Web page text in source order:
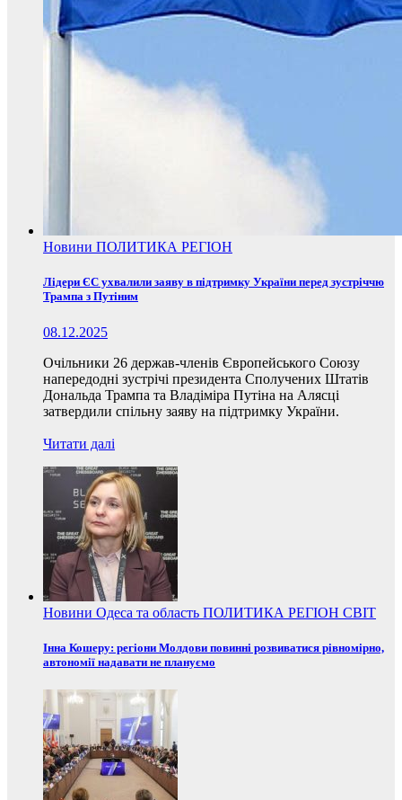
Новини ПОЛИТИКА РЕГІОН
Лідери ЄС ухвалили заяву в підтримку України перед зустріччю
Трампа з Путіним
08.12.2025
Очільники 26 держав-членів Європейського Союзу
напередодні зустрічі президента Сполучених Штатів
Дональда Трампа та Владіміра Путіна на Алясці
затвердили спільну заяву на підтримку України.
Читати далі
Новини Одеса та область ПОЛИТИКА РЕГІОН СВІТ
Інна Кошеру: регіони Молдови повинні розвиватися рівномірно,
автономії надавати не плануємо